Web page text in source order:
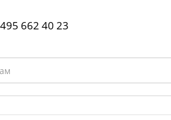
23-35
662 40 23